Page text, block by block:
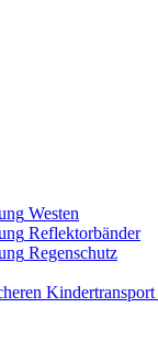
Westen
Reflektorbänder
Regenschutz